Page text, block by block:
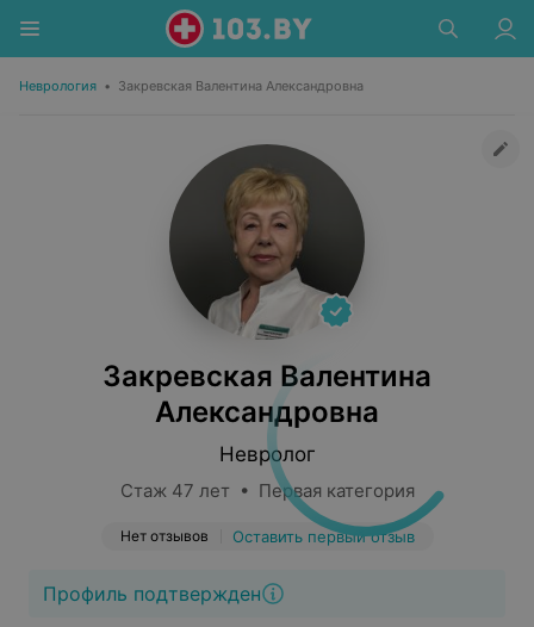
Неврология • Закревская Валентина Александровна
Закревская Валентина
Александровна
Невролог
Стаж 47 лет • Первая категория
Нет отзывов Оставить первый отзыв
Профиль подтвержден